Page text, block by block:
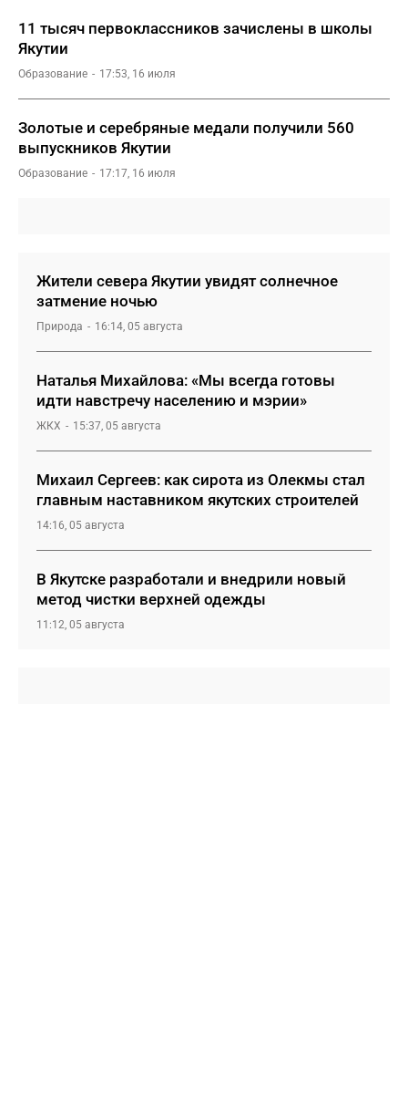
11 тысяч первоклассников зачислены в школы
Якутии
Образование 17:53, 16 июля
Золотые и серебряные медали получили 560
выпускников Якутии
Образование 17:17, 16 июля
Жители севера Якутии увидят солнечное
затмение ночью
Природа 16:14, 05 августа
Наталья Михайлова: «Мы всегда готовы
идти навстречу населению и мэрии»
ЖКХ 15:37, 05 августа
Михаил Сергеев: как сирота из Олекмы стал
главным наставником якутских строителей
14:16, 05 августа
В Якутске разработали и внедрили новый
метод чистки верхней одежды
11:12, 05 августа